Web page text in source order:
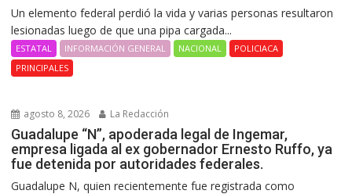
Un elemento federal perdió la vida y varias personas resultaron
lesionadas luego de que una pipa cargada...
ESTATAL INFORMACIÓN GENERAL NACIONAL
POLICIACA
PRINCIPALES
agosto 8, 2026 La Redacción
Guadalupe “N”, apoderada legal de Ingemar,
empresa ligada al ex gobernador Ernesto Ruffo, ya
fue detenida por autoridades federales.
Guadalupe N, quien recientemente fue registrada como